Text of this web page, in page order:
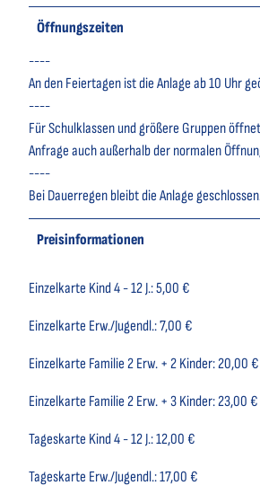
Öffnungszeiten
----
An den Feiertagen ist die Anlage ab 10 Uhr
----
Für Schulklassen und größere Gruppen
Anfrage auch außerhalb der normalen
----
Bei Dauerregen bleibt die Anlage
Preisinformationen
Einzelkarte Kind 4 - 12 J.: 5,00 €
Einzelkarte Erw./Jugendl.: 7,00 €
Einzelkarte Familie 2 Erw. + 2 Kinder: 20,00 €
Einzelkarte Familie 2 Erw. + 3 Kinder: 23,00 €
Tageskarte Kind 4 - 12 J.: 12,00 €
Tageskarte Erw./Jugendl.: 17,00 €